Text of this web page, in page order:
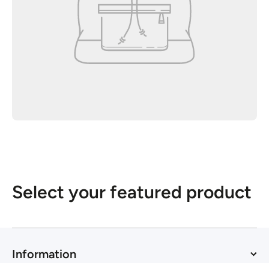
Select your featured product
Information